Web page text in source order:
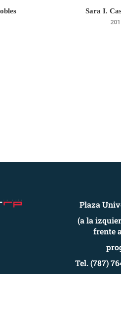
Sara I.
Plaza
(a la
frente
Tel. (787)